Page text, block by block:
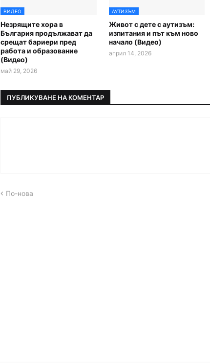
ВИДЕО
Незрящите хора в
България продължават да
срещат бариери пред
работа и образование
(Видео)
май 29, 2026
АУТИЗЪМ
Живот с дете с аутизъм:
изпитания и път към ново
начало (Видео)
април 14, 2026
ПУБЛИКУВАНЕ НА КОМЕНТАР
По-нова